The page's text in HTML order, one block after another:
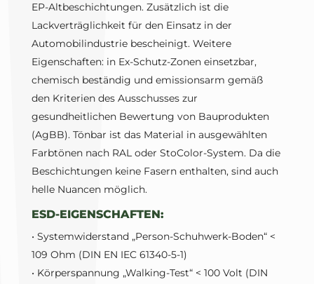
EP-Altbeschichtungen. Zusätzlich ist die
Lackverträglichkeit für den Einsatz in der
Automobilindustrie bescheinigt. Weitere
Eigenschaften: in Ex-Schutz-Zonen einsetzbar,
chemisch beständig und emissionsarm gemäß
den Kriterien des Ausschusses zur
gesundheitlichen Bewertung von Bauprodukten
(AgBB). Tönbar ist das Material in ausgewählten
Farbtönen nach RAL oder StoColor-System. Da die
Beschichtungen keine Fasern enthalten, sind auch
helle Nuancen möglich.
ESD-EIGENSCHAFTEN:
• Systemwiderstand „Person-Schuhwerk-Boden“ <
109 Ohm (DIN EN IEC 61340-5-1)
• Körperspannung „Walking-Test“ < 100 Volt (DIN